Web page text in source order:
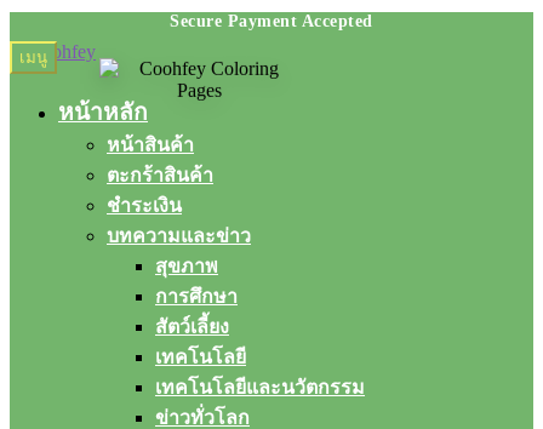
Skip
to
Skip
to
เมนู
หน้าหลัก
หน้าสินค้า
ตะกร้าสินค้า
ชำระเงิน
บทความและข่าว
สุขภาพ
การศึกษา
สัตว์เลี้ยง
เทคโนโลยี
เทคโนโลยีและนวัตกรรม
ข่าวทั่วโลก